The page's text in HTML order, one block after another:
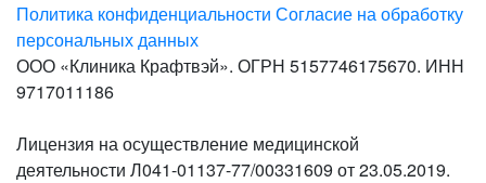
Политика конфиденциальности Согласие на обработку
персональных данных
ООО «Клиника Крафтвэй». ОГРН 5157746175670. ИНН
9717011186
Лицензия на осуществление медицинской
деятельности Л041-01137-77/00331609 от 23.05.2019.